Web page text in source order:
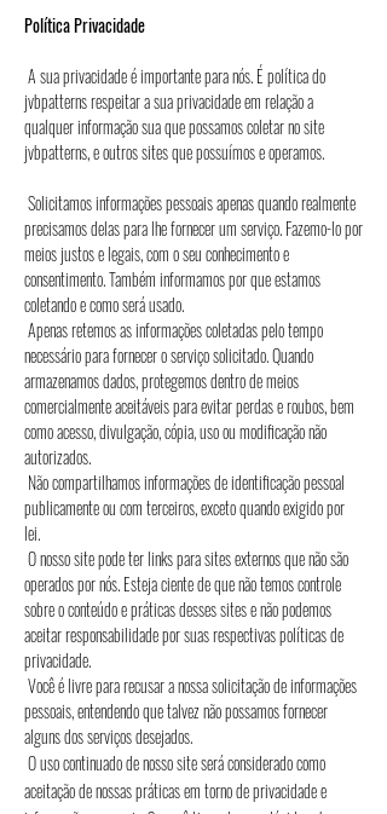
Política Privacidade
A sua privacidade é importante para nós. É política do
jvbpatterns respeitar a sua privacidade em relação a
qualquer informação sua que possamos coletar no site
jvbpatterns, e outros sites que possuímos e operamos.
Solicitamos informações pessoais apenas quando realmente
precisamos delas para lhe fornecer um serviço. Fazemo-lo por
meios justos e legais, com o seu conhecimento e
consentimento. Também informamos por que estamos
coletando e como será usado.
Apenas retemos as informações coletadas pelo tempo
necessário para fornecer o serviço solicitado. Quando
armazenamos dados, protegemos dentro de meios
comercialmente aceitáveis ​​para evitar perdas e roubos, bem
como acesso, divulgação, cópia, uso ou modificação não
autorizados.
Não compartilhamos informações de identificação pessoal
publicamente ou com terceiros, exceto quando exigido por
lei.
O nosso site pode ter links para sites externos que não são
operados por nós. Esteja ciente de que não temos controle
sobre o conteúdo e práticas desses sites e não podemos
aceitar responsabilidade por suas respectivas políticas de
privacidade.
Você é livre para recusar a nossa solicitação de informações
pessoais, entendendo que talvez não possamos fornecer
alguns dos serviços desejados.
O uso continuado de nosso site será considerado como
aceitação de nossas práticas em torno de privacidade e